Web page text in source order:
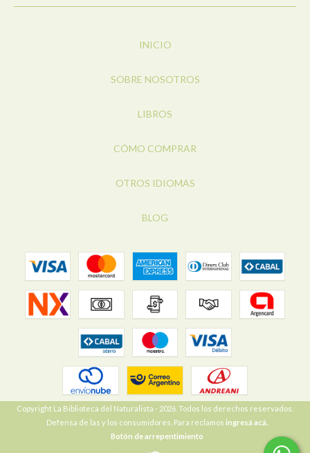
INICIO
SOBRE NOSOTROS
LIBROS
CÓMO COMPRAR
OTROS IDIOMAS
BLOG
Copyright La Biblioteca del Naturalista - 2026. Todos los derechos reservados.
Defensa de las y los consumidores. Para reclamos ingresá acá.
Botón de arrepentimiento